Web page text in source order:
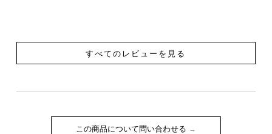
すべてのレビューを見る
この商品について問い合わせる